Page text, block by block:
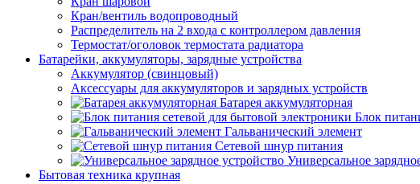
Кран/вентиль водопроводный
Распределитель на 2 входа с контроллером давления
Термостат/оголовок термостата радиатора
Батарейки, аккумуляторы, зарядные устройства
Аккумулятор (свинцовый)
Аксессуары для аккумуляторов и зарядных устройств
Батарея аккумуляторная
Блок
Гальванический элемент
Сетевой шнур питания
Универсальное
Бытовая техника крупная